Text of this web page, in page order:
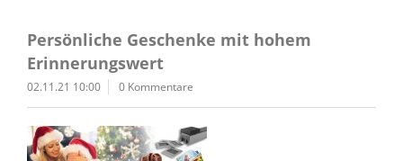
Persönliche Geschenke mit hohem
Erinnerungswert
02.11.21 10:00 0 Kommentare